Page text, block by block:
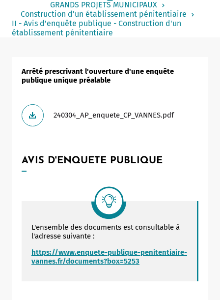
Notaire
Un commerce
GRANDS PROJETS MUNICIPAUX
Construction d'un établissement pénitentiaire
II - Avis d'enquête publique - Construction d'un
établissement pénitentiaire
Arrêté prescrivant l'ouverture d'une enquête
publique unique préalable
240304_AP_enquete_CP_VANNES.pdf
AVIS D'ENQUETE PUBLIQUE
L'ensemble des documents est consultable à
l'adresse suivante :
https://www.enquete-publique-penitentiaire-
vannes.fr/documents?box=5253